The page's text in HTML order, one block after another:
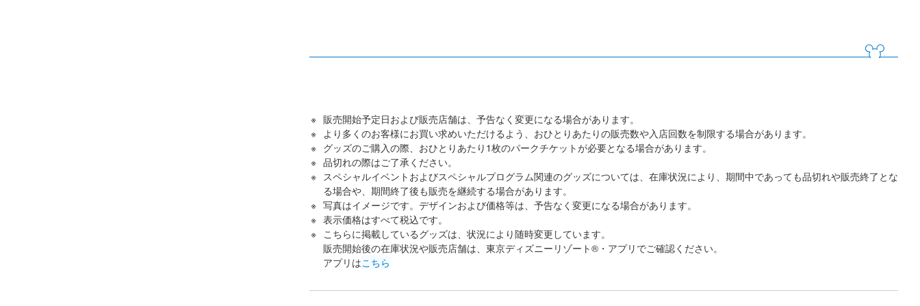
販売開始予定日および販売店舗は、予告なく変更になる場合があります。
より多くのお客様にお買い求めいただけるよう、おひとりあたりの販売数や入店回数を制限する場合があります。
グッズのご購入の際、おひとりあたり1枚のパークチケットが必要となる場合があります。
品切れの際はご了承ください。
スペシャルイベントおよびスペシャルプログラム関連のグッズについては、在庫状況により、期間中であっても品切れや販売終了とな
る場合や、期間終了後も販売を継続する場合があります。
写真はイメージです。デザインおよび価格等は、予告なく変更になる場合があります。
表示価格はすべて税込です。
こちらに掲載しているグッズは、状況により随時変更しています。
販売開始後の在庫状況や販売店舗は、東京ディズニーリゾート®・アプリでご確認ください。
アプリはこちら